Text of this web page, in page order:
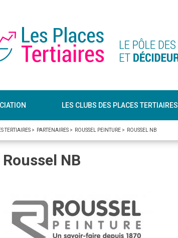
LES CLUBS DES PLACES TERTIAIRES
TERTIAIRES > PARTENAIRES > ROUSSEL PEINTURE > ROUSSEL NB
Roussel NB